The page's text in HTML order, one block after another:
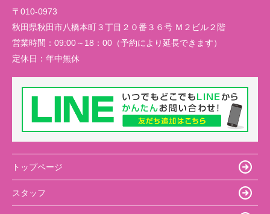
〒010-0973
秋田県秋田市八橋本町３丁目２０番３６号 Ｍ２ビル２階
営業時間： 09:00～18：00（予約により延長できます）
定休日： 年中無休
トップページ
スタッフ